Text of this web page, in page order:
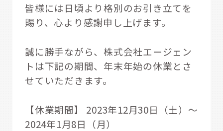
皆様には日頃より格別のお引き立てを
賜り、心より感謝申し上げます。
誠に勝手ながら、株式会社エージェン
トは下記の期間、年末年始の休業とさ
せていただきます。
【休業期間】 2023年12月30日（土）～
2024年1月8日（月）